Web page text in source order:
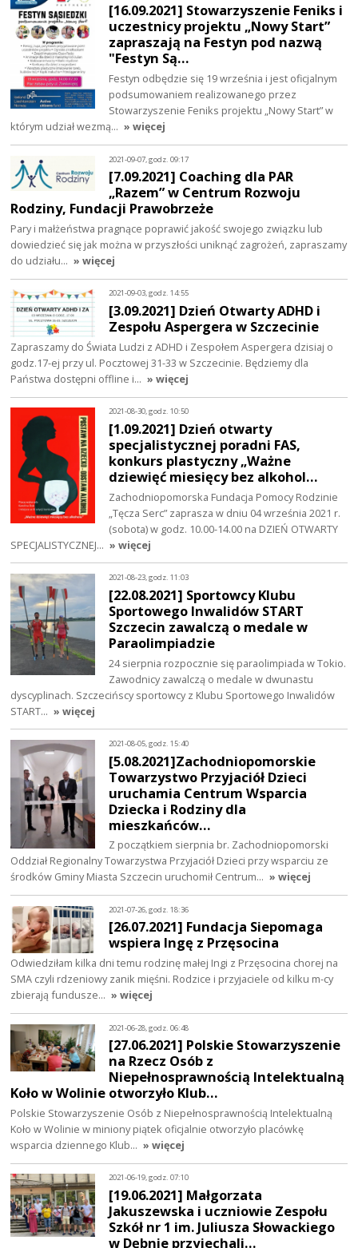
[16.09.2021] Stowarzyszenie Feniks i
uczestnicy projektu „Nowy Start”
zapraszają na Festyn pod nazwą
"Festyn Są…
Festyn odbędzie się 19 września i jest oficjalnym
podsumowaniem realizowanego przez
Stowarzyszenie Feniks projektu „Nowy Start” w
którym udział wezmą… » więcej
2021-09-07, godz. 09:17
[7.09.2021] Coaching dla PAR
„Razem” w Centrum Rozwoju
Rodziny, Fundacji Prawobrzeże
Pary i małżeństwa pragnące poprawić jakość swojego związku lub
dowiedzieć się jak można w przyszłości uniknąć zagrożeń, zapraszamy
do udziału… » więcej
2021-09-03, godz. 14:55
[3.09.2021] Dzień Otwarty ADHD i
Zespołu Aspergera w Szczecinie
Zapraszamy do Świata Ludzi z ADHD i Zespołem Aspergera dzisiaj o
godz.17-ej przy ul. Pocztowej 31-33 w Szczecinie. Będziemy dla
Państwa dostępni offline i… » więcej
2021-08-30, godz. 10:50
[1.09.2021] Dzień otwarty
specjalistycznej poradni FAS,
konkurs plastyczny „Ważne
dziewięć miesięcy bez alkohol…
Zachodniopomorska Fundacja Pomocy Rodzinie
„Tęcza Serc” zaprasza w dniu 04 września 2021 r.
(sobota) w godz. 10.00-14.00 na DZIEŃ OTWARTY
SPECJALISTYCZNEJ… » więcej
2021-08-23, godz. 11:03
[22.08.2021] Sportowcy Klubu
Sportowego Inwalidów START
Szczecin zawalczą o medale w
Paraolimpiadzie
24 sierpnia rozpocznie się paraolimpiada w Tokio.
Zawodnicy zawalczą o medale w dwunastu
dyscyplinach. Szczecińscy sportowcy z Klubu Sportowego Inwalidów
START… » więcej
2021-08-05, godz. 15:40
[5.08.2021]Zachodniopomorskie
Towarzystwo Przyjaciół Dzieci
uruchamia Centrum Wsparcia
Dziecka i Rodziny dla
mieszkańców…
Z początkiem sierpnia br. Zachodniopomorski
Oddział Regionalny Towarzystwa Przyjaciół Dzieci przy wsparciu ze
środków Gminy Miasta Szczecin uruchomił Centrum… » więcej
2021-07-26, godz. 18:36
[26.07.2021] Fundacja Siepomaga
wspiera Ingę z Przęsocina
Odwiedziłam kilka dni temu rodzinę małej Ingi z Przęsocina chorej na
SMA czyli rdzeniowy zanik mięśni. Rodzice i przyjaciele od kilku m-cy
zbierają fundusze… » więcej
2021-06-28, godz. 06:48
[27.06.2021] Polskie Stowarzyszenie
na Rzecz Osób z
Niepełnosprawnością Intelektualną
Koło w Wolinie otworzyło Klub…
Polskie Stowarzyszenie Osób z Niepełnosprawnością Intelektualną
Koło w Wolinie w miniony piątek oficjalnie otworzyło placówkę
wsparcia dziennego Klub… » więcej
2021-06-19, godz. 07:10
[19.06.2021] Małgorzata
Jakuszewska i uczniowie Zespołu
Szkół nr 1 im. Juliusza Słowackiego
w Dębnie przyjechali…